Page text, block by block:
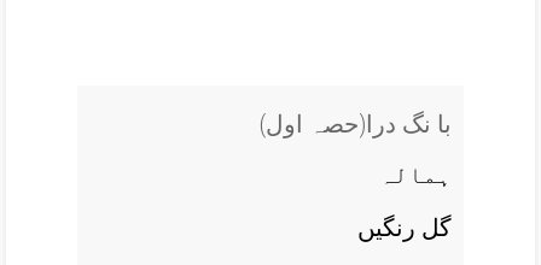
(با نگ درا(حصہ اول
ہمالہ
گل رنگيں